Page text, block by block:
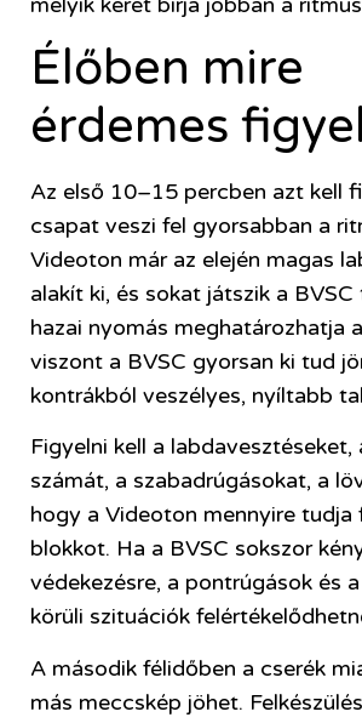
Élőben mire
érdemes
Az első 10–15 percben azt kell
csapat veszi fel gyorsabban a
Videoton már az elején magas
alakít ki, és sokat játszik a BVSC
hazai nyomás meghatározhatja
viszont a BVSC gyorsan ki tud
kontrákból veszélyes, nyíltabb
Figyelni kell a labdavesztéseket,
számát, a szabadrúgásokat, a
hogy a Videoton mennyire tudja
blokkot. Ha a BVSC sokszor
védekezésre, a pontrúgások és
körüli szituációk
A második félidőben a cserék
más meccskép jöhet.